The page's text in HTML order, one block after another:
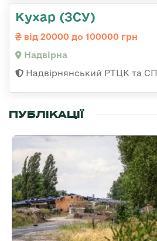
Кухар (ЗСУ)
від 20000 до 100000 грн
Надвірна
Надвірнянський РТЦК та СП
ПУБЛІКАЦІЇ